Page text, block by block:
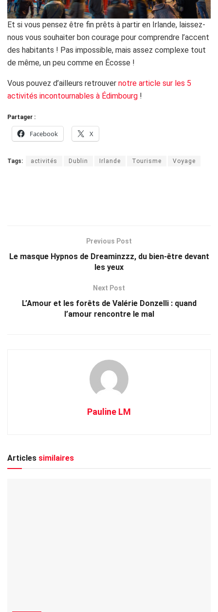
Et si vous pensez être fin prêts à partir en Irlande, laissez-
nous vous souhaiter bon courage pour comprendre l’accent
des habitants ! Pas impossible, mais assez complexe tout
de même, un peu comme en Écosse !
Vous pouvez d’ailleurs retrouver notre article sur les 5
activités incontournables à Édimbourg !
Partager :
Facebook X
Tags: activités Dublin Irlande Tourisme Voyage
Previous Post
Le masque Hypnos de Dreaminzzz, du bien-être devant
les yeux
Next Post
L’Amour et les forêts de Valérie Donzelli : quand
l’amour rencontre le mal
Pauline LM
Articles similaires